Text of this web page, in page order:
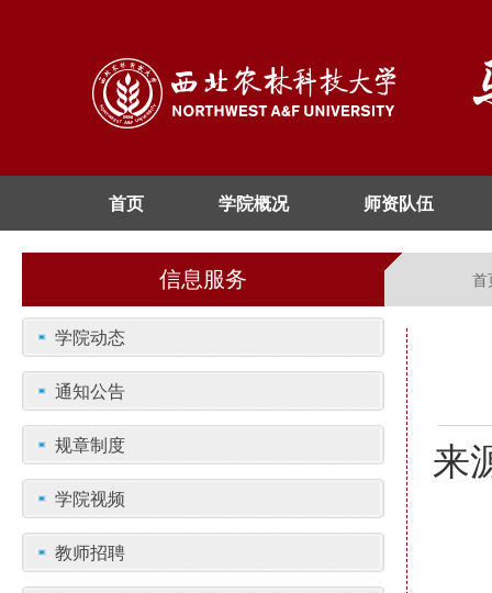
首页 学院概况 师资队伍
信息服务 首
学院动态
通知公告
规章制度
学院视频
教师招聘
来